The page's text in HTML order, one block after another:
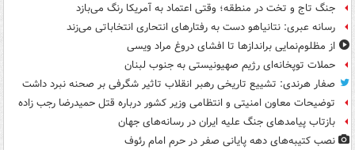
جنگ تاج و تخت در منطقه؛ وقتی اعتماد به آمریکا رنگ می‌بازد
رسانه عبری: نتانیاهو دست به رفتارهای انتحاری انتخاباتی می‌زند
از مظلوم‌نمایی براندازها تا افشای دروغ مراد ویسی
حملات توپخانه‌ای رژیم صهیونیستی به جنوب لبنان
صفار هرندی: تشییع تاریخی رهبر انقلاب تاثیر شگرفی بر صحنه نبرد داشت
توضیحات معاون امنیتی و انتظامی وزیر کشور درباره قتل حمیدرضا رجب زاده
بازتاب پیامدهای جنگ علیه ایران در رسانه‌های جهان
نصب کتیبه‌های دهه پایانی صفر در حرم امام رئوف